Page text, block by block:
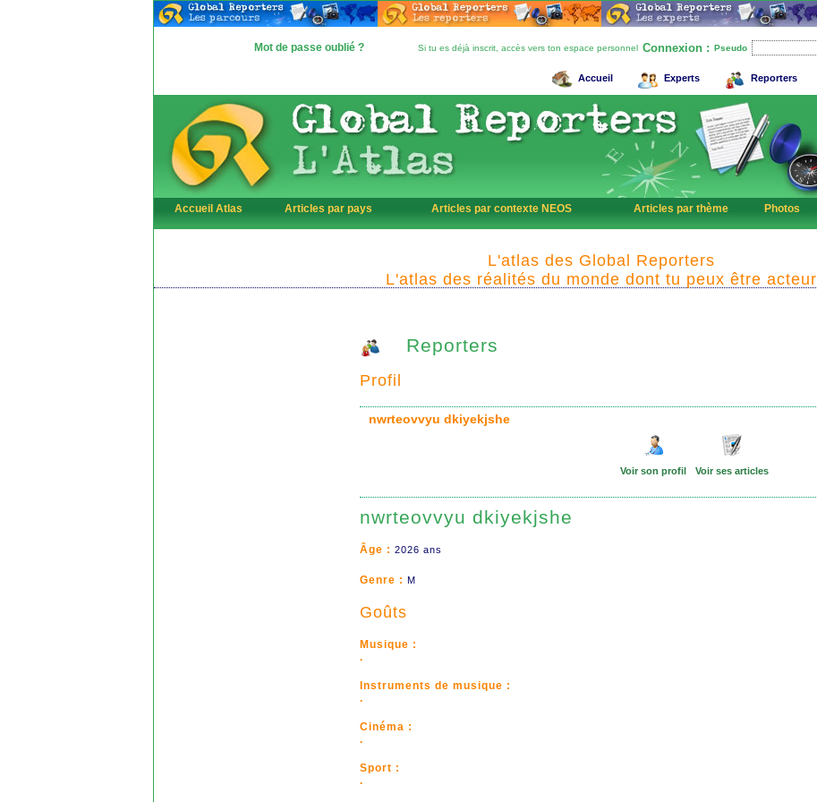
Mot de passe oublié ? Si tu es déjà inscrit, accès vers ton espace personnel Connexion : Pseudo
Accueil Experts Reporters
Accueil Atlas Articles par pays Articles par contexte NEOS Articles par thème Photos
L'atlas des Global Reporters
L'atlas des réalités du monde dont tu peux être acteur
Reporters
Profil
nwrteovvyu dkiyekjshe
Voir son profil Voir ses articles
nwrteovvyu dkiyekjshe
Âge : 2026 ans
Genre : M
Goûts
Musique :
.
Instruments de musique :
.
Cinéma :
.
Sport :
.